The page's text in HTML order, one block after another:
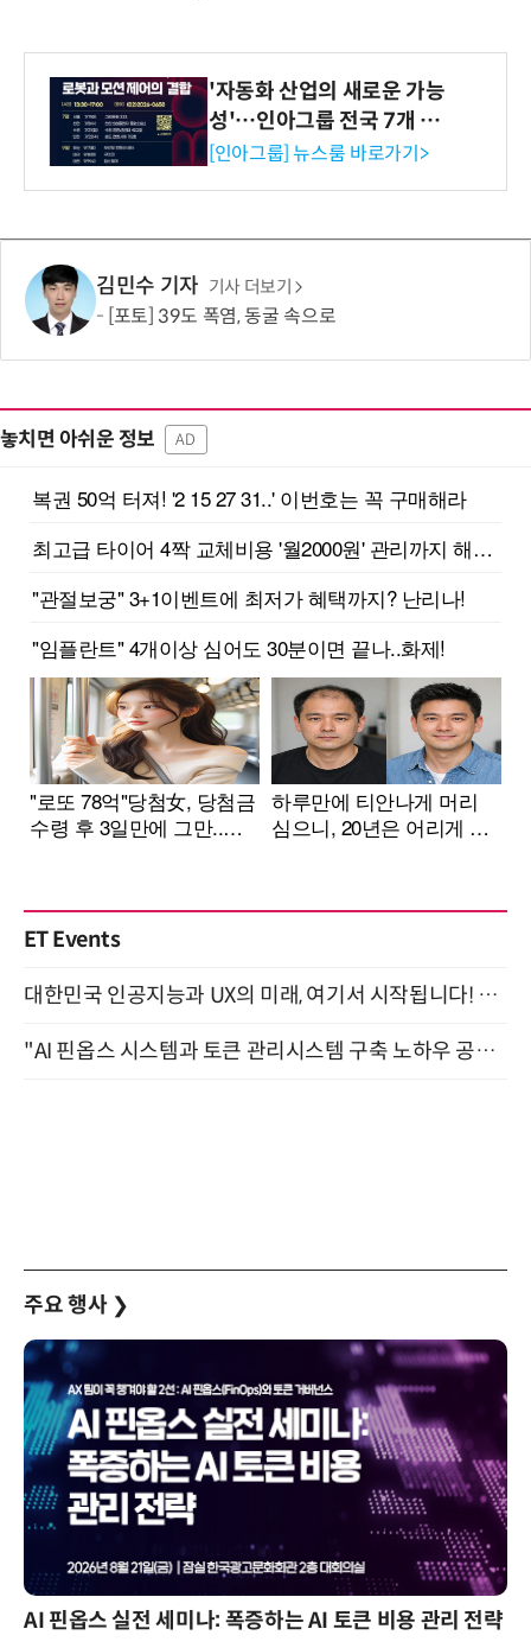
'자동화 산업의 새로운 가능
성'…인아그룹 전국 7개 도
시 세미나 페어 개최
[인아그룹] 뉴스룸 바로가기>
김민수 기자 기사 더보기
[포토] 39도 폭염, 동굴 속으로
놓치면 아쉬운 정보 AD
ET Events
대한민국 인공지능과 UX의 미래, 여기서 시작됩니다! UX Korea 2026 - Fall 9월 2일 개최
"AI 핀옵스 시스템과 토큰 관리시스템 구축 노하우 공개" 잠실 한국광고문화회관 2층 대회의실 (8/21)
주요 행사 ❯
AI 핀옵스 실전 세미나: 폭증하는 AI 토큰 비용 관리 전략